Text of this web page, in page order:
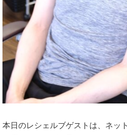
本日のレシェルブゲストは、ネッ